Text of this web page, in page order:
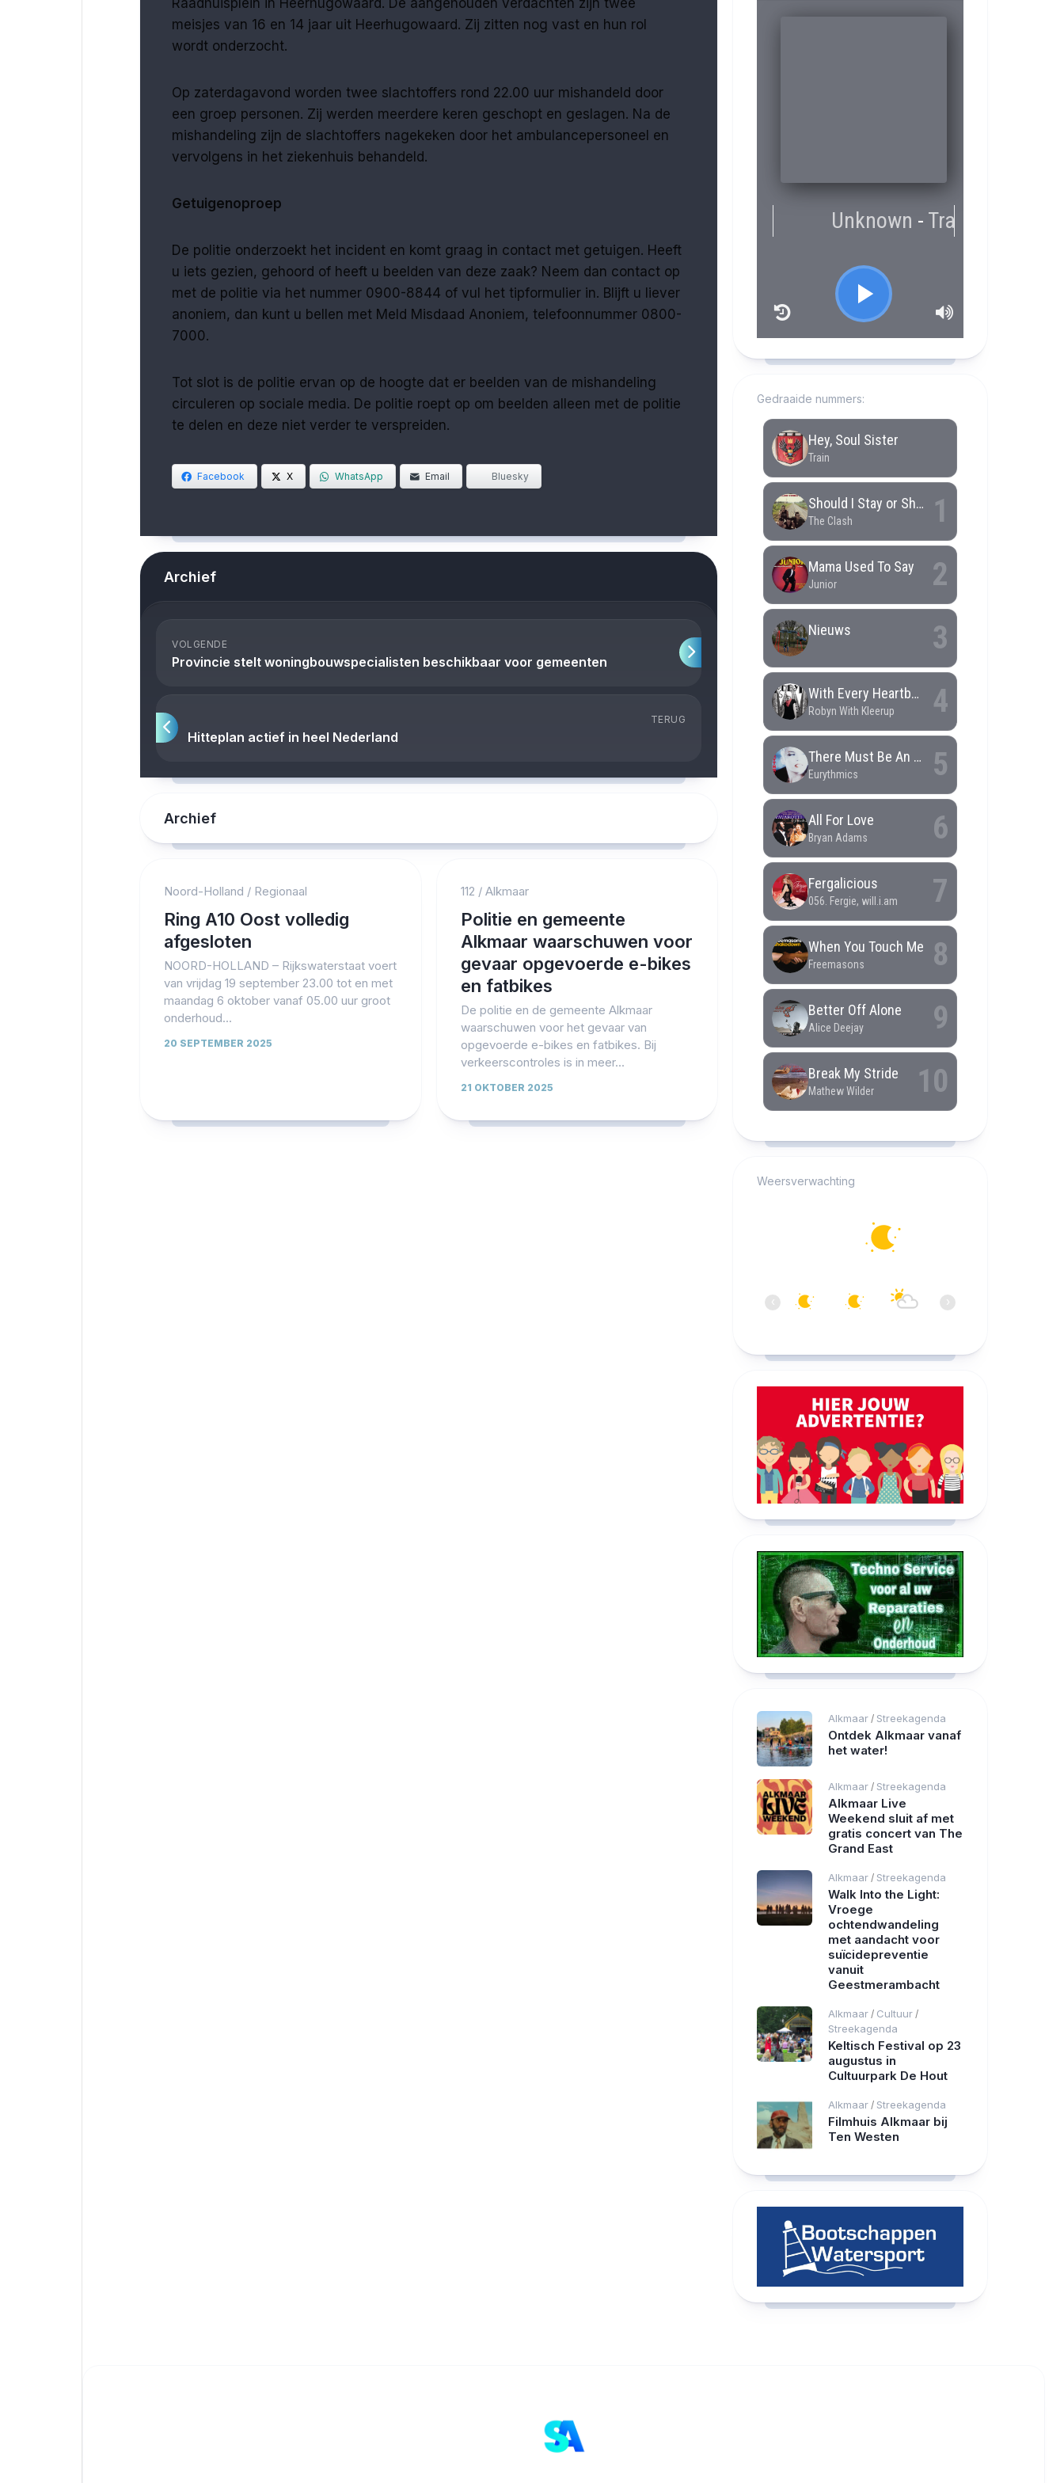
Raadhuisplein in Heerhugowaard. De aangehouden verdachten zijn twee
meisjes van 16 en 14 jaar uit Heerhugowaard. Zij zitten nog vast en hun rol
wordt onderzocht.
Op zaterdagavond worden twee slachtoffers rond 22.00 uur mishandeld door
een groep personen. Zij werden meerdere keren geschopt en geslagen. Na de
mishandeling zijn de slachtoffers nagekeken door het ambulancepersoneel en
vervolgens in het ziekenhuis behandeld.
Getuigenoproep
De politie onderzoekt het incident en komt graag in contact met getuigen. Heeft
u iets gezien, gehoord of heeft u beelden van deze zaak? Neem dan contact op
met de politie via het nummer 0900-8844 of vul het tipformulier in. Blijft u liever
anoniem, dan kunt u bellen met Meld Misdaad Anoniem, telefoonnummer 0800-
7000.
Tot slot is de politie ervan op de hoogte dat er beelden van de mishandeling
circuleren op sociale media. De politie roept op om beelden alleen met de politie
te delen en deze niet verder te verspreiden.
Facebook X WhatsApp Email Bluesky
Archief
VOLGENDE
Provincie stelt woningbouwspecialisten beschikbaar voor gemeenten
TERUG
Hitteplan actief in heel Nederland
Archief
Noord-Holland / Regionaal
Ring A10 Oost volledig
afgesloten
NOORD-HOLLAND – Rijkswaterstaat voert
van vrijdag 19 september 23.00 tot en met
maandag 6 oktober vanaf 05.00 uur groot
onderhoud...
20 SEPTEMBER 2025
112 / Alkmaar
Politie en gemeente
Alkmaar waarschuwen voor
gevaar opgevoerde e-bikes
en fatbikes
De politie en de gemeente Alkmaar
waarschuwen voor het gevaar van
opgevoerde e-bikes en fatbikes. Bij
verkeerscontroles is in meer...
21 OKTOBER 2025
Gedraaide nummers:
Weersverwachting
‹ ›
Alkmaar / Streekagenda
Ontdek Alkmaar vanaf
het water!
Alkmaar / Streekagenda
Alkmaar Live
Weekend sluit af met
gratis concert van The
Grand East
Alkmaar / Streekagenda
Walk Into the Light:
Vroege
ochtendwandeling
met aandacht voor
suïcidepreventie
vanuit
Geestmerambacht
Alkmaar / Cultuur /
Streekagenda
Keltisch Festival op 23
augustus in
Cultuurpark De Hout
Alkmaar / Streekagenda
Filmhuis Alkmaar bij
Ten Westen